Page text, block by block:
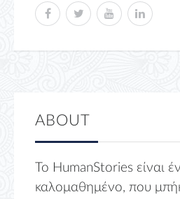
ABOUT
Το HumanStories είναι
καλομαθημένο, που